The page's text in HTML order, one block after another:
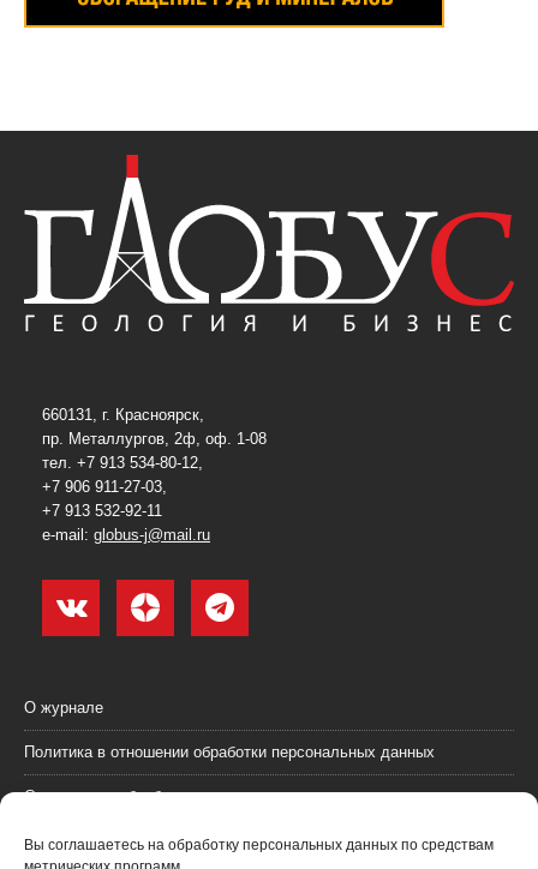
Вы соглашаетесь на обработку персональных данных по средствам
660131, г. Красноярск,
пр. Металлургов, 2ф, оф. 1-08
тел. +7 913 534-80-12,
+7 906 911-27-03,
+7 913 532-92-11
e-mail: globus-j@mail.ru
О журнале
Политика в отношении обработки персональных данных
Согласие на обработку персональных данных
Пользовательское соглашение (оферта)